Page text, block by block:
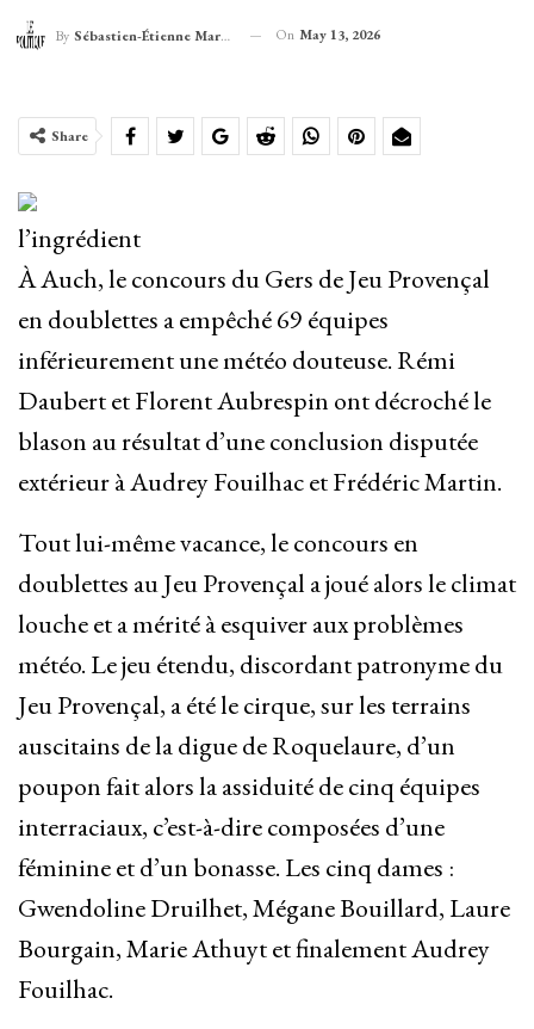
By Sébastien-Étienne Marechal On May 13, 2026
Share
l’ingrédient
À Auch, le concours du Gers de Jeu Provençal
en doublettes a empêché 69 équipes
inférieurement une météo douteuse. Rémi
Daubert et Florent Aubrespin ont décroché le
blason au résultat d’une conclusion disputée
extérieur à Audrey Fouilhac et Frédéric Martin.
Tout lui-même vacance, le concours en
doublettes au Jeu Provençal a joué alors le climat
louche et a mérité à esquiver aux problèmes
météo. Le jeu étendu, discordant patronyme du
Jeu Provençal, a été le cirque, sur les terrains
auscitains de la digue de Roquelaure, d’un
poupon fait alors la assiduité de cinq équipes
interraciaux, c’est-à-dire composées d’une
féminine et d’un bonasse. Les cinq dames :
Gwendoline Druilhet, Mégane Bouillard, Laure
Bourgain, Marie Athuyt et finalement Audrey
Fouilhac.